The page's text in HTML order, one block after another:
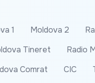
1 Moldova 2
Tineret
Radio
Comrat
CIC